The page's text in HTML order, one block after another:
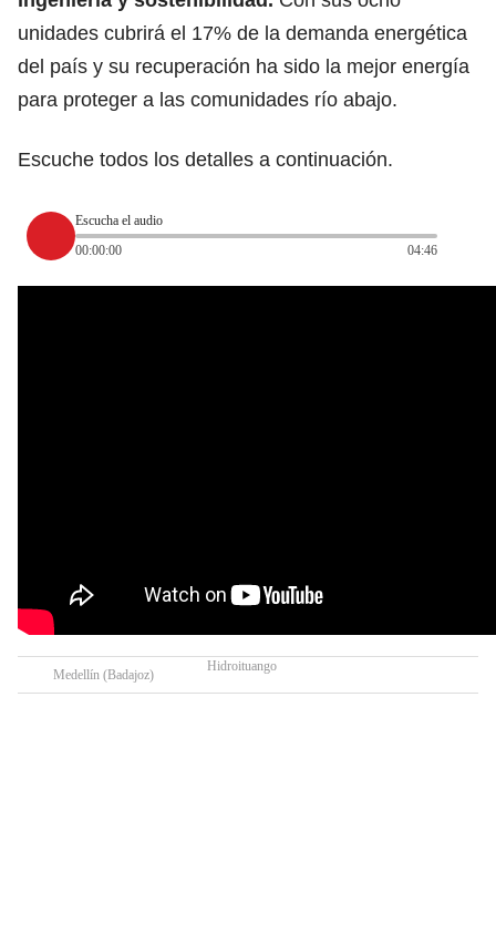
unidades cubrirá el 17% de la demanda energética
del país y su recuperación ha sido la mejor energía
para proteger a las comunidades río abajo.
Escuche todos los detalles a continuación.
Escucha el audio
00:00:00
04:46
Medellín (Badajoz)
Hidroituango